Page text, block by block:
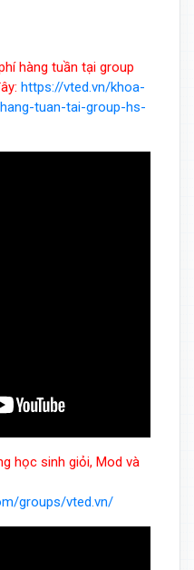
hàng tuần tại group
https://vted.vn/khoa-
tuan-tai-group-hs-
học sinh giỏi, Mod và
groups/vted.vn/